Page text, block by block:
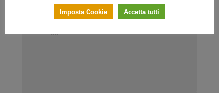
Imposta Cookie Accetta tutti